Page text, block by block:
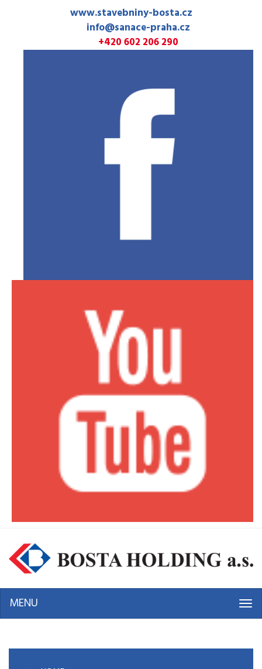
www.stavebniny-bosta.cz
info@sanace-praha.cz
+420 602 206 290
MENU